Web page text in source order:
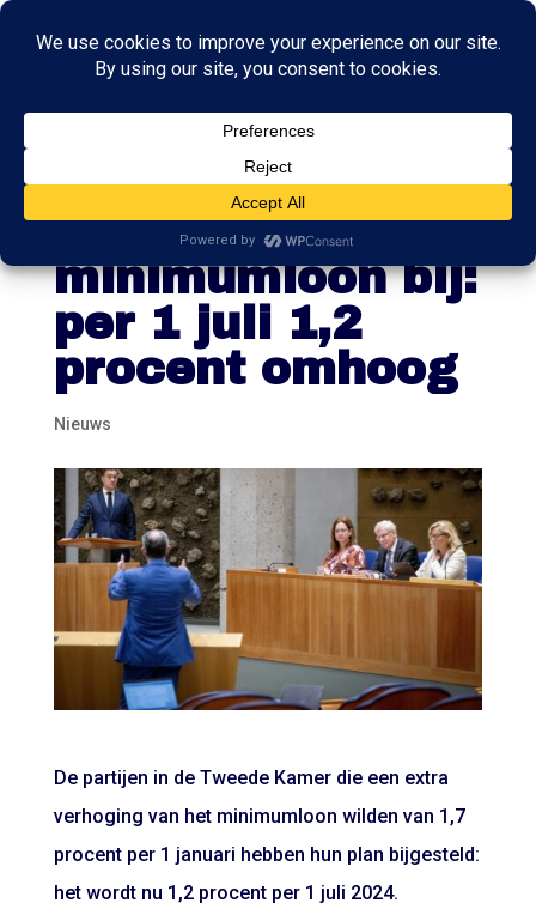
Tweede Kamer
stelt plan
minimumloon bij:
per 1 juli 1,2
procent omhoog
Nieuws
De partijen in de Tweede Kamer die een extra
verhoging van het minimumloon wilden van 1,7
procent per 1 januari hebben hun plan bijgesteld:
het wordt nu 1,2 procent per 1 juli 2024.